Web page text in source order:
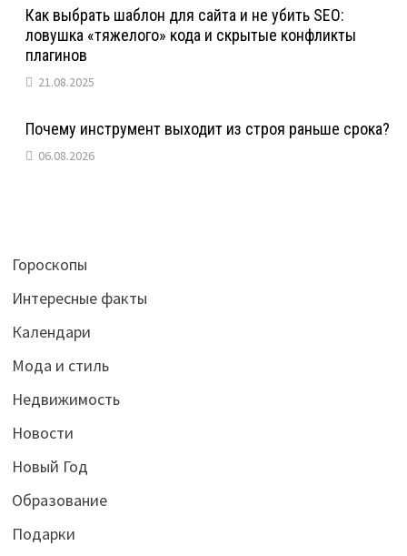
Как выбрать шаблон для сайта и не убить SEO:
ловушка «тяжелого» кода и скрытые конфликты
плагинов
21.08.2025
Почему инструмент выходит из строя раньше срока?
06.08.2026
Гороскопы
Интересные факты
Календари
Мода и стиль
Недвижимость
Новости
Новый Год
Образование
Подарки